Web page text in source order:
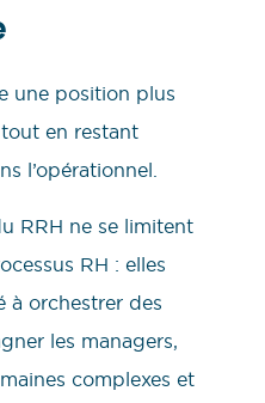
une position plus
en restant
l’opérationnel.
RRH ne se limitent
RH : elles
à orchestrer des
les managers,
complexes et